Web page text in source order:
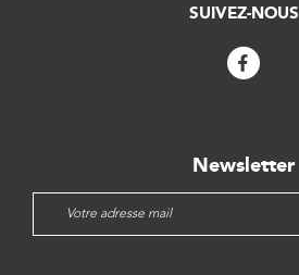
SUIVEZ-NOUS
Newsletter
I